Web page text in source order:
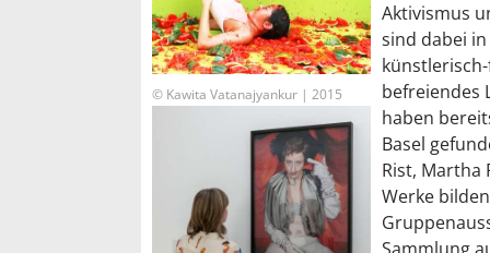
© Kawita Vatanajyankur | 2015
Aktivismus
sind dabei
befreiendes
haben
Basel
Rist, Martha
Werke